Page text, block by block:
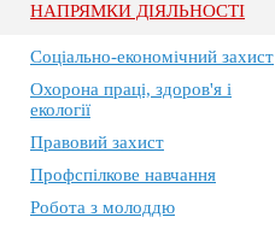
НАПРЯМКИ ДІЯЛЬНОСТІ
Соціально-економічний захист
Охорона праці, здоров'я і
екології
Правовий захист
Профспілкове навчання
Робота з молоддю